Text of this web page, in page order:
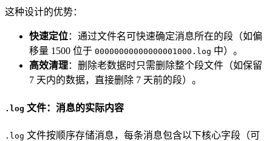
这种设计的优势：
快速定位：通过文件名可快速确定消息所在的段（如偏
移量 1500 位于 00000000000000001000.log 中）。
高效清理：删除老数据时只需删除整个段文件（如保留
7 天内的数据，直接删除 7 天前的段）。
.log 文件：消息的实际内容
.log 文件按顺序存储消息，每条消息包含以下核心字段（可